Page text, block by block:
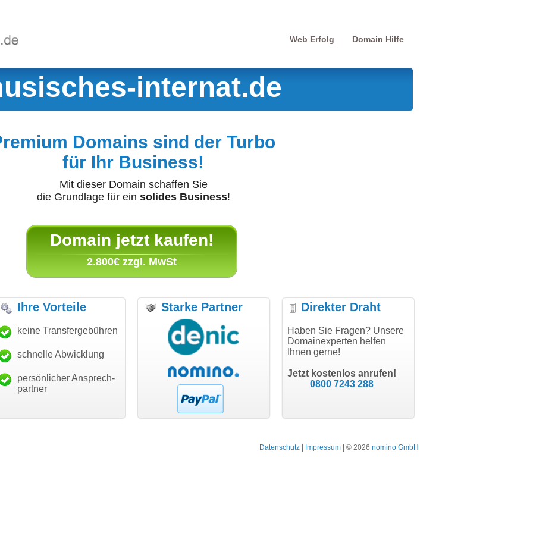
Web Erfolg Domain Hilfe
internat.de
Domains sind der Turbo
für Ihr Business!
Mit dieser Domain schaffen Sie
die Grundlage für ein solides Business!
Domain jetzt kaufen!
2.800€ zzgl. MwSt
für den schnellen
und guten Service!"
Thomas Schäfer
can eckert communication GmbH
"Ich bin dankbar, meine
Wunschdomain gefunden zu
haben. Die Domain passt für
hundertprozentig."
Janina Köck
Leben im Einklang
leben-im-einklang.de
"Super Abwicklung, vielen
modern software GbR
Landau an der Isar
"Vielen Dank für den
Ihre Vorteile
keine Transfergebühren
schnelle Abwicklung
persönlicher Ansprech-
partner
Starke Partner Direkter Draht
Haben Sie Fragen? Unsere
Domainexperten helfen
Ihnen gerne!
Jetzt kostenlos anrufen!
0800 7243 288
Datenschutz Impressum | © 2026 nomino GmbH